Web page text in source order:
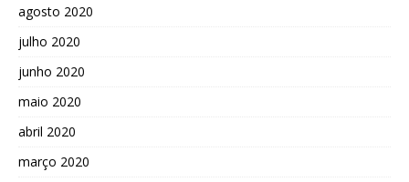
agosto 2020
julho 2020
junho 2020
maio 2020
abril 2020
março 2020